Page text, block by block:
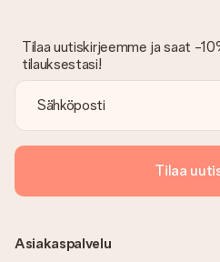
Tilaa uutiskirjeemme ja saat -
tilauksestasi!
Tilaa
Asiakaspalvelu